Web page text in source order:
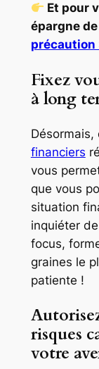
Et pour
épargne
précaution
Fixez
à long
financiers
vous
que vous
situation
inquiéter
focus,
graines le
patiente !
risques
votre